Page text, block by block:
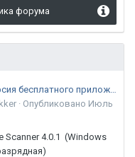
форума
Новая версия бесплатного приложения ESET Online Scanner доступна пользователям
· Опубликовано Июль
Scanner 4.0.1 (Windows